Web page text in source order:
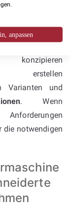
Varianten und
. Wenn
die notwendigen
anpassen